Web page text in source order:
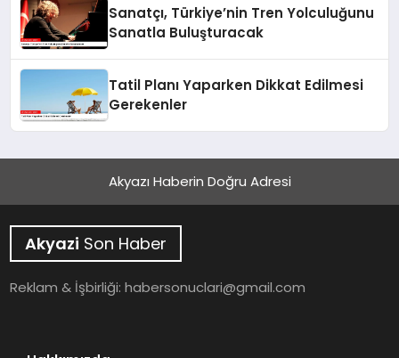
Sanatçı, Türkiye’nin Tren Yolculuğunu
Sanatla Buluşturacak
Tatil Planı Yaparken Dikkat Edilmesi
Gerekenler
Akyazı Haberin Doğru Adresi
Akyazi Son Haber
Reklam & İşbirliği:habersonuclari@gmail.com